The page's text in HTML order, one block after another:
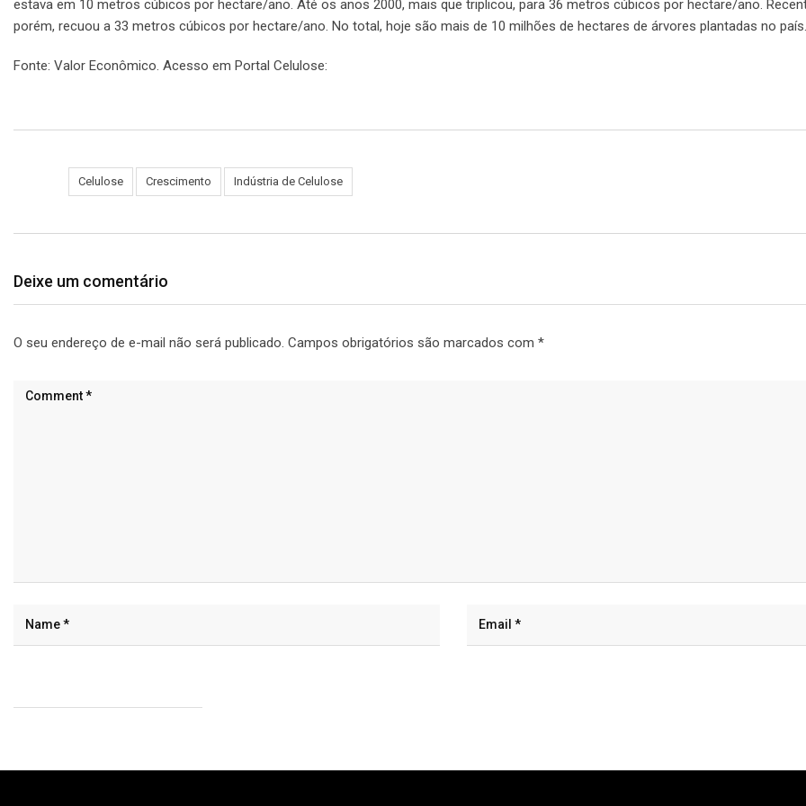
estava em 10 metros cúbicos por hectare/ano. Até os anos 2000, mais que triplicou, para 36 metros cúbicos por hectare/ano.
porém, recuou a 33 metros cúbicos por hectare/ano. No total, hoje são mais de 10 milhões de hectares de árvores plantadas no país.
Fonte: Valor Econômico. Acesso em Portal Celulose:
Celulose Crescimento Indústria de Celulose
Deixe um comentário
O seu endereço de e-mail não será publicado. Campos obrigatórios são marcados com *